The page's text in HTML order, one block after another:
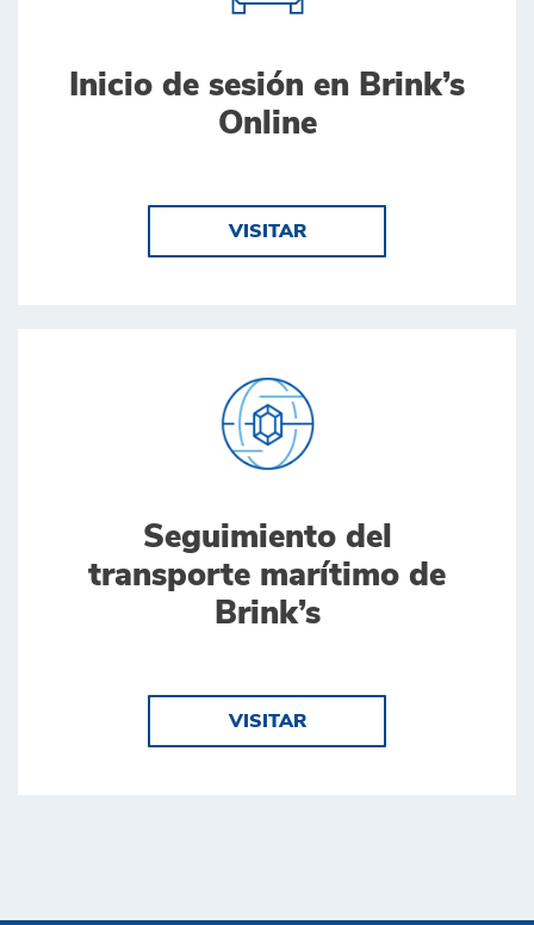
Inicio de sesión en Brink’s
Online
VISITAR
Seguimiento del
transporte marítimo de
Brink’s
VISITAR